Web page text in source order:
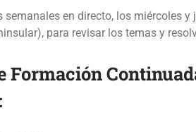
semanales en directo, los miércoles y
para revisar los temas y
Formación